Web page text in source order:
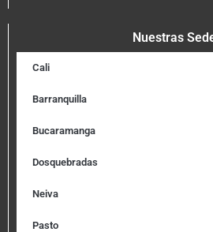
Nuestras
Cali
Barranquilla
Bucaramanga
Dosquebradas
Neiva
Pasto